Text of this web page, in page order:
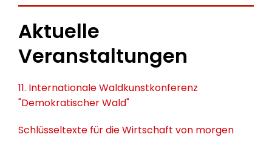
Aktuelle
Veranstaltungen
11. Internationale Waldkunstkonferenz
"Demokratischer Wald"
Schlüsseltexte für die Wirtschaft von morgen